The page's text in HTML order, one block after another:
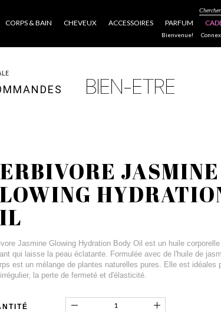
CORPS & BAIN CHEVEUX ACCESSOIRES PARFUM
Bienvenue!
JASMINE
Jasmine Glowing Hydration Body Oil est un huile
qui laisse la peau éclatante. Formulée avec de l'huile de
est un mélange de plantes naturelles pures. Elle est idéales
la perte de fermeté et d'élasticité.